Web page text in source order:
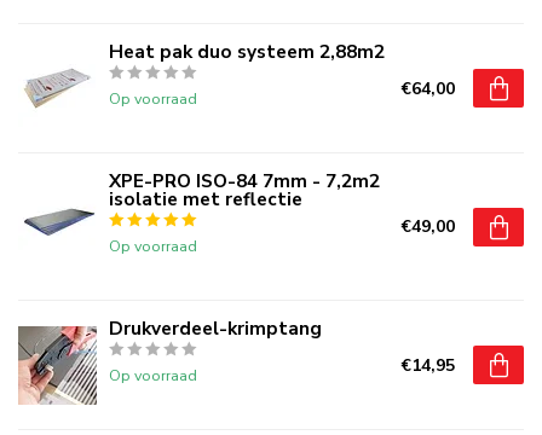
Heat pak duo systeem 2,88m2
Op voorraad €64,00
XPE-PRO ISO-84 7mm - 7,2m2
isolatie met reflectie
Op voorraad
€49,00
Drukverdeel-krimptang
Op voorraad €14,95